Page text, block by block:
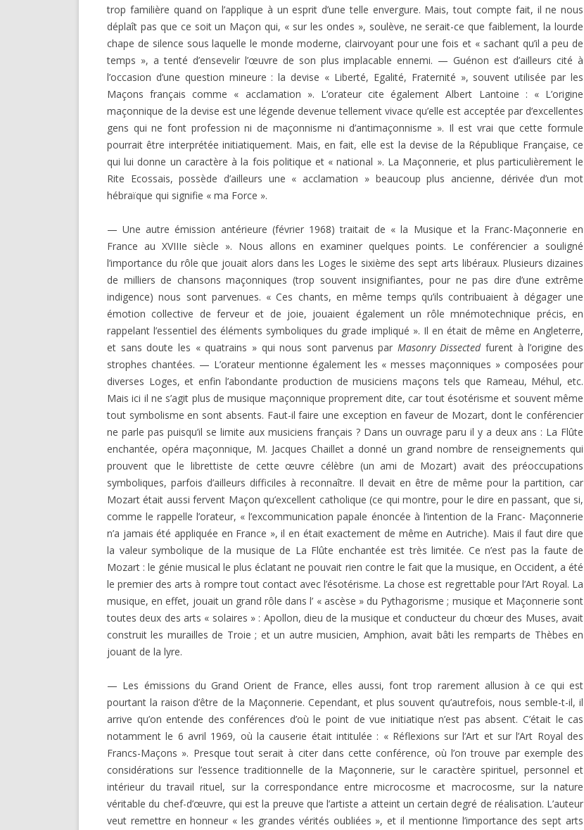
trop familière quand on l’applique à un esprit d’une telle envergure. Mais, tout compte fait, il ne nous
déplaît pas que ce soit un Maçon qui, « sur les ondes », soulève, ne serait-ce que faiblement, la lourde
chape de silence sous laquelle le monde moderne, clairvoyant pour une fois et « sachant qu’il a peu de
temps », a tenté d’ensevelir l’œuvre de son plus implacable ennemi. — Guénon est d’ailleurs cité à
l’occasion d’une question mineure : la devise « Liberté, Egalité, Fraternité », souvent utilisée par les
Maçons français comme « acclamation ». L’orateur cite également Albert Lantoine : « L’origine
maçonnique de la devise est une légende devenue tellement vivace qu’elle est acceptée par d’excellentes
gens qui ne font profession ni de maçonnisme ni d’antimaçonnisme ». Il est vrai que cette formule
pourrait être interprétée initiatiquement. Mais, en fait, elle est la devise de la République Française, ce
qui lui donne un caractère à la fois politique et « national ». La Maçonnerie, et plus particulièrement le
Rite Ecossais, possède d’ailleurs une « acclamation » beaucoup plus ancienne, dérivée d’un mot
hébraïque qui signifie « ma Force ».
— Une autre émission antérieure (février 1968) traitait de « la Musique et la Franc-Maçonnerie en
France au XVIIIe siècle ». Nous allons en examiner quelques points. Le conférencier a souligné
l’importance du rôle que jouait alors dans les Loges le sixième des sept arts libéraux. Plusieurs dizaines
de milliers de chansons maçonniques (trop souvent insignifiantes, pour ne pas dire d’une extrême
indigence) nous sont parvenues. « Ces chants, en même temps qu’ils contribuaient à dégager une
émotion collective de ferveur et de joie, jouaient également un rôle mnémotechnique précis, en
rappelant l’essentiel des éléments symboliques du grade impliqué ». Il en était de même en Angleterre,
et sans doute les « quatrains » qui nous sont parvenus par Masonry Dissectedfurent à l’origine des
strophes chantées. — L’orateur mentionne également les « messes maçonniques » composées pour
diverses Loges, et enfin l’abondante production de musiciens maçons tels que Rameau, Méhul, etc.
Mais ici il ne s’agit plus de musique maçonnique proprement dite, car tout ésotérisme et souvent même
tout symbolisme en sont absents. Faut-il faire une exception en faveur de Mozart, dont le conférencier
ne parle pas puisqu’il se limite aux musiciens français ? Dans un ouvrage paru il y a deux ans : La Flûte
enchantée, opéra maçonnique, M. Jacques Chaillet a donné un grand nombre de renseignements qui
prouvent que le librettiste de cette œuvre célèbre (un ami de Mozart) avait des préoccupations
symboliques, parfois d’ailleurs difficiles à reconnaître. Il devait en être de même pour la partition, car
Mozart était aussi fervent Maçon qu’excellent catholique (ce qui montre, pour le dire en passant, que si,
comme le rappelle l’orateur, « l’excommunication papale énoncée à l’intention de la Franc- Maçonnerie
n’a jamais été appliquée en France », il en était exactement de même en Autriche). Mais il faut dire que
la valeur symbolique de la musique de La Flûte enchantée est très limitée. Ce n’est pas la faute de
Mozart : le génie musical le plus éclatant ne pouvait rien contre le fait que la musique, en Occident, a été
le premier des arts à rompre tout contact avec l’ésotérisme. La chose est regrettable pour l’Art Royal. La
musique, en effet, jouait un grand rôle dans l’ « ascèse » du Pythagorisme ; musique et Maçonnerie sont
toutes deux des arts « solaires » : Apollon, dieu de la musique et conducteur du chœur des Muses, avait
construit les murailles de Troie ; et un autre musicien, Amphion, avait bâti les remparts de Thèbes en
jouant de la lyre.
— Les émissions du Grand Orient de France, elles aussi, font trop rarement allusion à ce qui est
pourtant la raison d’être de la Maçonnerie. Cependant, et plus souvent qu’autrefois, nous semble-t-il, il
arrive qu’on entende des conférences d’où le point de vue initiatique n’est pas absent. C’était le cas
notamment le 6 avril 1969, où la causerie était intitulée : « Réflexions sur l’Art et sur l’Art Royal des
Francs-Maçons ». Presque tout serait à citer dans cette conférence, où l’on trouve par exemple des
considérations sur l’essence traditionnelle de la Maçonnerie, sur le caractère spirituel, personnel et
intérieur du travail rituel, sur la correspondance entre microcosme et macrocosme, sur la nature
véritable du chef-d’œuvre, qui est la preuve que l’artiste a atteint un certain degré de réalisation. L’auteur
veut remettre en honneur « les grandes vérités oubliées », et il mentionne l’importance des sept arts